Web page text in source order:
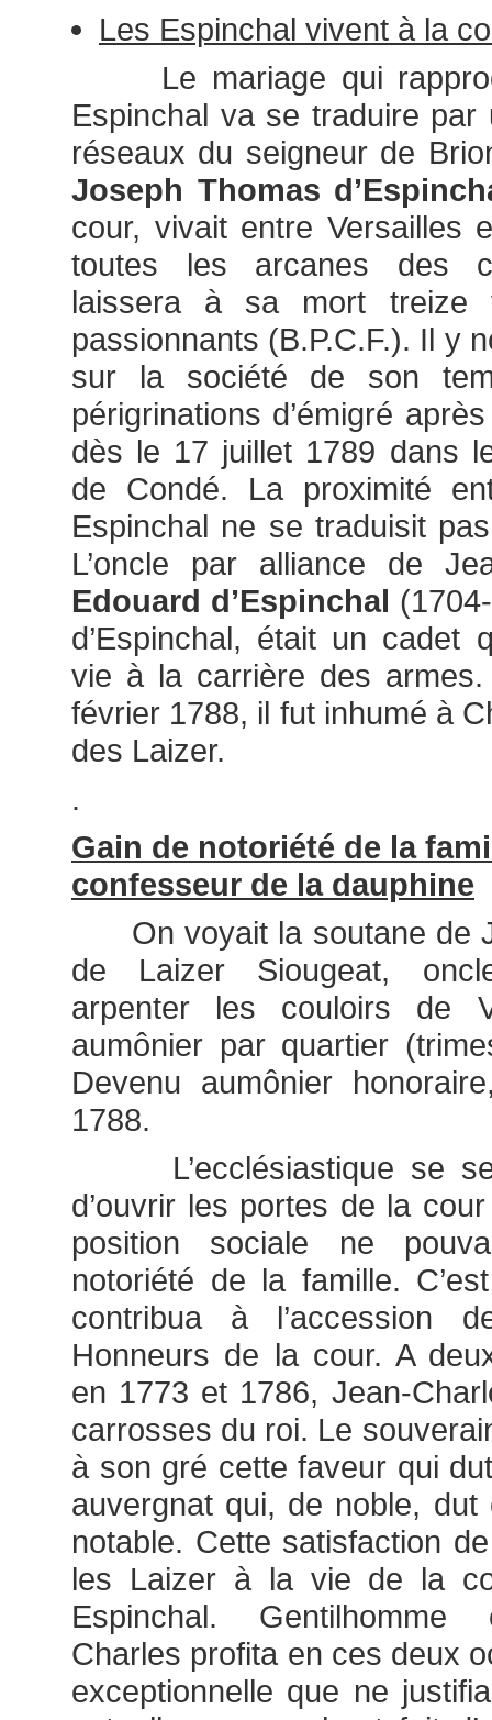
Les Espinchal vivent à la
Le mariage qui
Espinchal va se traduire par
réseaux du seigneur de
Joseph Thomas
cour, vivait entre Versailles
toutes les arcanes des
laissera à sa mort treize
passionnants (B.P.C.F.). Il y
sur la société de son
périgrinations d’émigré
dès le 17 juillet 1789 dans
de Condé. La proximité
Espinchal ne se traduisit
L’oncle par alliance de
Edouard d’Espinchal
d’Espinchal, était un cadet
vie à la carrière des
février 1788, il fut inhumé à
des Laizer.
.
Gain de notoriété de la
confesseur de la dauphine
On voyait la soutane de
de Laizer Siougeat,
arpenter les couloirs de
aumônier par quartier
Devenu aumônier
1788.
L’ecclésiastique se
d’ouvrir les portes de la
position sociale ne
notoriété de la famille.
contribua à l’accession
Honneurs de la cour. A
en 1773 et 1786, Jean-
carrosses du roi. Le
à son gré cette faveur qui
auvergnat qui, de noble,
notable. Cette satisfaction
les Laizer à la vie de la
Espinchal. Gentilhomme
Charles profita en ces deux
exceptionnelle que ne